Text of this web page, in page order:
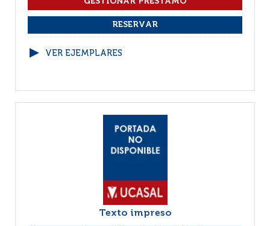
VER EJEMPLARES
Texto impreso